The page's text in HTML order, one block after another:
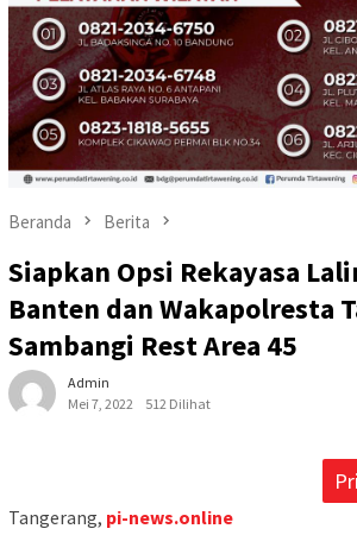
Beranda Berita
Siapkan Opsi Rekayasa
Banten dan Wakapolresta
Sambangi Rest Area 45
Admin
Mei 7, 2022
512 Dilihat
Tangerang, pi-news.online